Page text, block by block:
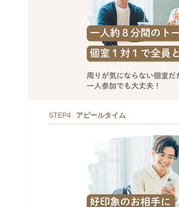
STEP4 アピールタイム